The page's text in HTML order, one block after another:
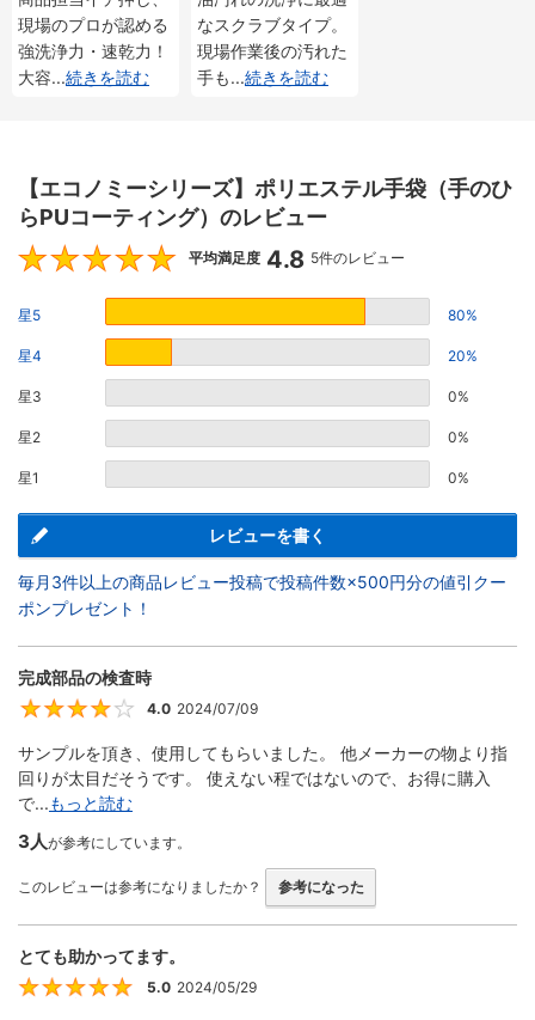
現場のプロが認める
強洗浄力・速乾力！
大容...続きを読む
なスクラブタイプ。
現場作業後の汚れた
手も...続きを読む
【エコノミーシリーズ】ポリエステル手袋（手のひ
らPUコーティング）のレビュー
4.8
平均満足度 4.8 5件のレビュー
星5 80%
星4 20%
星3 0%
星2 0%
星1 0%
レビューを書く
毎月3件以上の商品レビュー投稿で投稿件数×500円分の値引クー
ポンプレゼント！
完成部品の検査時
4
4.0 2024/07/09
サンプルを頂き、使用してもらいました。 他メーカーの物より指
回りが太目だそうです。 使えない程ではないので、お得に購入
で...もっと読む
3人が参考にしています。
このレビューは参考になりましたか？ 参考になった
とても助かってます。
5
5.0 2024/05/29